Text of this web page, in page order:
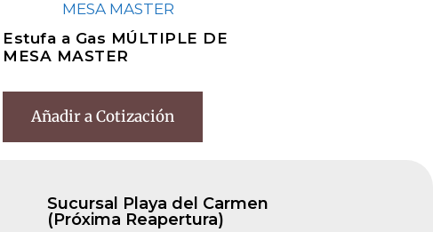
Estufa a Gas MÚLTIPLE DE
MESA MASTER
Añadir a Cotización
Sucursal Playa del Carmen
(Próxima Reapertura)